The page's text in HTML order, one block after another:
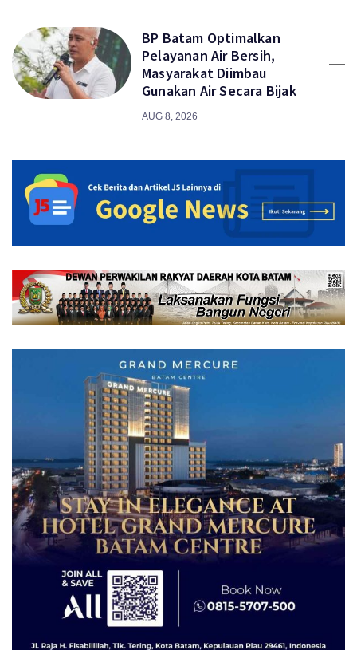
BP Batam Optimalkan
Pelayanan Air Bersih,
Masyarakat Diimbau
Gunakan Air Secara Bijak
AUG 8, 2026